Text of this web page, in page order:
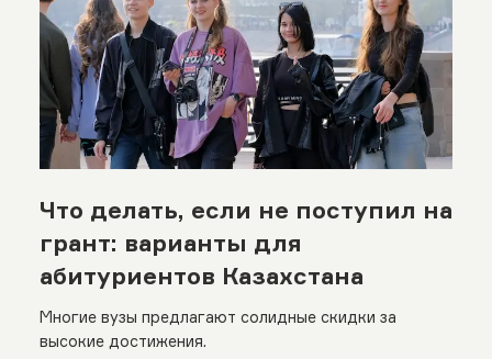
Что делать, если не поступил на
грант: варианты для
абитуриентов Казахстана
Многие вузы предлагают солидные скидки за
высокие достижения.